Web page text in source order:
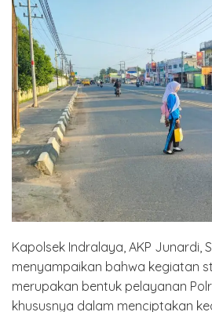
Kapolsek Indralaya, AKP Junardi,
menyampaikan bahwa kegiatan
merupakan bentuk pelayanan
khususnya dalam menciptakan